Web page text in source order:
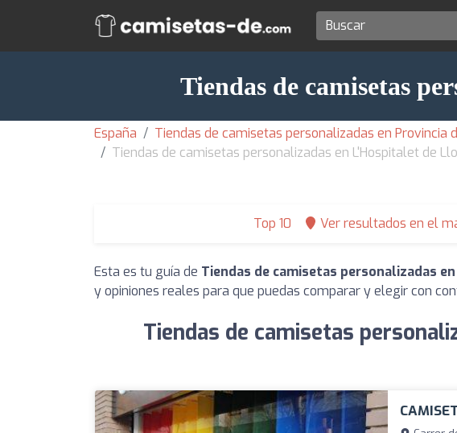
Tiendas de camisetas
España Tiendas de camisetas personalizadas en Provincia
Tiendas de camisetas personalizadas en L'Hospitalet de
Top 10 Ver resultados en el
Esta es tu guía de Tiendas de camisetas personalizadas
y opiniones reales para que puedas comparar y elegir con
Tiendas de camisetas